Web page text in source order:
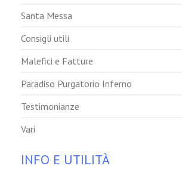
Santa Messa
Consigli utili
Malefici e Fatture
Paradiso Purgatorio Inferno
Testimonianze
Vari
INFO E UTILITÀ